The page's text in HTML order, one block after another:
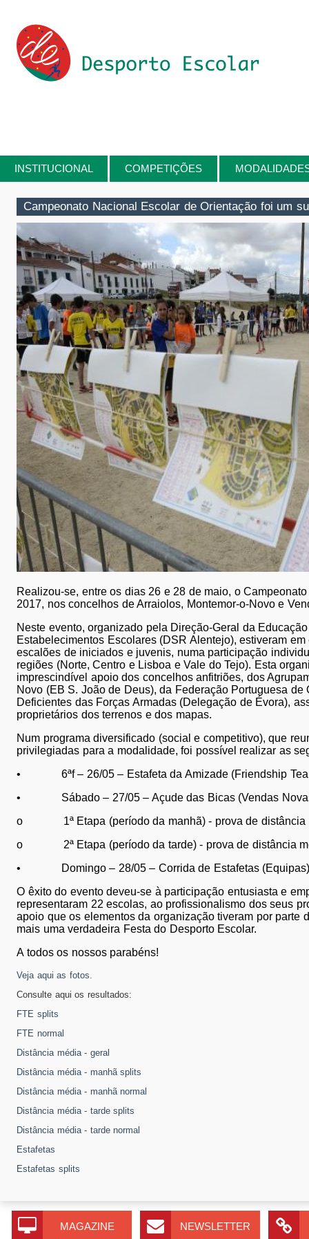
INSTITUCIONAL COMPETIÇÕES
Está aqui
Campeonato Nacional Escolar de Orientação foi um
Realizou-se, entre os dias 26 e 28 de maio, o
2017, nos concelhos de Arraiolos, Montemor-o-Novo e
Neste evento, organizado pela Direção-Geral da
Estabelecimentos Escolares (DSR Alentejo), estiveram
escalões de iniciados e juvenis, numa participação
regiões (Norte, Centro e Lisboa e Vale do Tejo). Esta
imprescindível apoio dos concelhos anfitriões, dos
Novo (EB S. João de Deus), da Federação Portuguesa de
Deficientes das Forças Armadas (Delegação de Évora),
proprietários dos terrenos e dos mapas.
Num programa diversificado (social e competitivo), que
privilegiadas para a modalidade, foi possível realizar as
• 6ªf – 26/05 – Estafeta da Amizade (Friendship
• Sábado – 27/05 – Açude das Bicas (Vendas
o 1ª Etapa (período da manhã) - prova de distância
o 2ª Etapa (período da tarde) - prova de distância
• Domingo – 28/05 – Corrida de Estafetas (Equipas)
O êxito do evento deveu-se à participação entusiasta e
representaram 22 escolas, ao profissionalismo dos seus
apoio que os elementos da organização tiveram por parte
mais uma verdadeira Festa do Desporto Escolar.
A todos os nossos parabéns!
Veja aqui as fotos.
Consulte aqui os resultados:
FTE splits
FTE normal
Distância média - geral
Distância média - manhã splits
Distância média - manhã normal
Distância média - tarde splits
Distância média - tarde normal
Estafetas
Estafetas splits
MAGAZINE NEWSLETTER